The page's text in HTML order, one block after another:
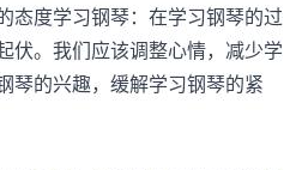
态度学习钢琴：在学习钢琴的过
伏。我们应该调整心情，减少学
琴的兴趣，缓解学习钢琴的紧